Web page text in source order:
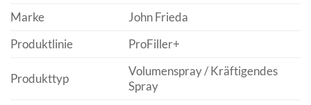
Marke
John Frieda
Produktlinie
ProFiller+
Produkttyp
Volumenspray / Kräftigendes
Spray